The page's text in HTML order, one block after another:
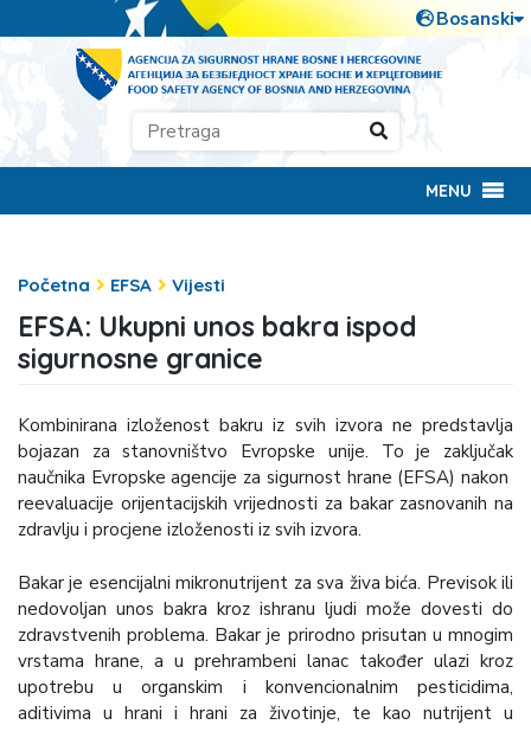
MENU
Početna EFSA Vijesti
EFSA: Ukupni unos bakra ispod
sigurnosne granice
Kombinirana izloženost bakru iz svih izvora ne predstavlja
bojazan za stanovništvo Evropske unije. To je zaključak
naučnika Evropske agencije za sigurnost hrane (EFSA) nakon
reevaluacije orijentacijskih vrijednosti za bakar zasnovanih na
zdravlju i procjene izloženosti iz svih izvora.
Bakar je esencijalni mikronutrijent za sva živa bića. Previsok ili
nedovoljan unos bakra kroz ishranu ljudi može dovesti do
zdravstvenih problema. Bakar je prirodno prisutan u mnogim
vrstama hrane, a u prehrambeni lanac također ulazi kroz
upotrebu u organskim i konvencionalnim pesticidima,
aditivima u hrani i hrani za životinje, te kao nutrijent u